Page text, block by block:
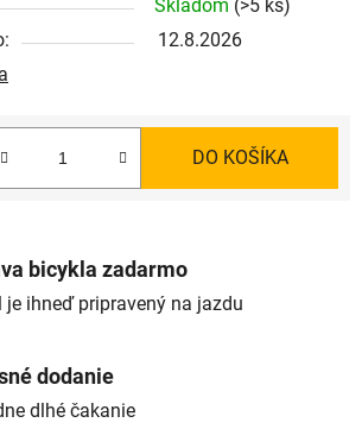
Skladom (>5 ks)
12.8.2026
DO KOŠÍKA
bicykla zadarmo
je ihneď pripravený na jazdu
dodanie
dlhé čakanie